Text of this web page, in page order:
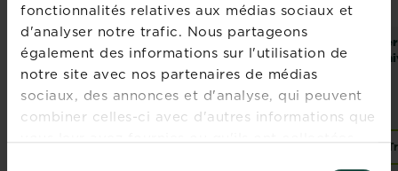
fonctionnalités relatives aux médias sociaux et
d'analyser notre trafic. Nous partageons
également des informations sur l'utilisation de
notre site avec nos partenaires de médias
sociaux, des annonces et d'analyse, qui peuvent
combiner celles-ci avec d'autres informations que
vous leur avez fournies ou qu'ils ont collectées
Fertiligène engrais
longue durée
premium universel
Acheter
KB engrais universel
Trouver un magasin